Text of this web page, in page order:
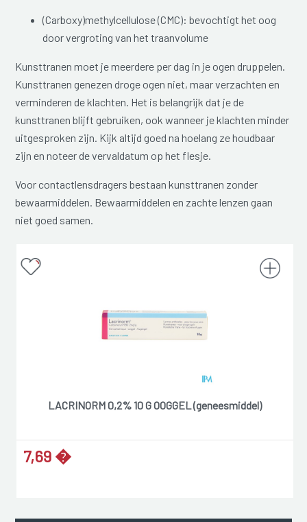
(Carboxy)methylcellulose (CMC): bevochtigt het oog
door vergroting van het traanvolume
Kunsttranen moet je meerdere per dag in je ogen druppelen.
Kunsttranen genezen droge ogen niet, maar verzachten en
verminderen de klachten. Het is belangrijk dat je de
kunsttranen blijft gebruiken, ook wanneer je klachten minder
uitgesproken zijn. Kijk altijd goed na hoelang ze houdbaar
zijn en noteer de vervaldatum op het flesje.
Voor contactlensdragers bestaan kunsttranen zonder
bewaarmiddelen. Bewaarmiddelen en zachte lenzen gaan
niet goed samen.
LACRINORM 0,2% 10 G OOGGEL (geneesmiddel)
7,69 �